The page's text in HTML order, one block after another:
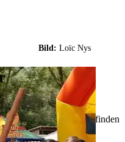
Bild: Loïc Nys
Konzerte gibt es am
Dortmunds finden
übers